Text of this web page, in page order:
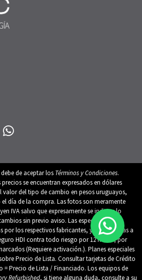
de aceptar los Términos y Condiciones.
se encuentran expresados en dólares
valor del tipo de cambio en pesos uruguayos,
día de la compra. Las fotos son meramente
IVA salvo que expresamente se indique lo
sin previo aviso. Las especificaciones
por los respectivos fabricantes, y están sujetas a
HDI contra todo riesgo por 12 meses, por
(Requiere activación.). Planes especiales
Precio de Lista. Consultar tarjetas de Crédito
Precio de Lista / Financiado. Los equipos de
Refurbished, si tiene alguna duda, consulte a su